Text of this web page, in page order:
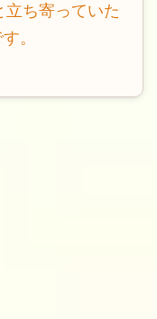
ち寄っていた
。